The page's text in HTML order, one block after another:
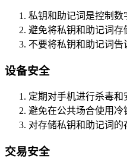
私钥和助记词是控制
避免将私钥和助记词存
不要将私钥和助记词告
设备安全
定期对手机进行杀毒和
避免在公共场合使用冷
对存储私钥和助记词的
交易安全